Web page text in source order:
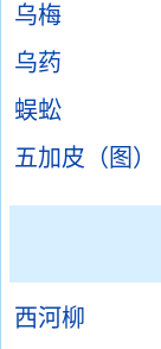
乌梅
乌药
蜈蚣
五加皮（图）
西河柳